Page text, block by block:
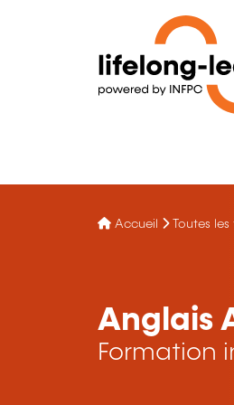
Accueil Toutes
Anglais
Formation